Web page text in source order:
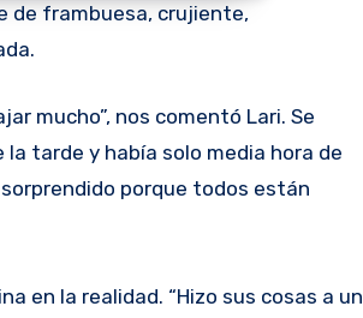
de frambuesa, crujiente,
mucho”, nos comentó Lari. Se
tarde y había solo media hora de
porque todos están
en la realidad. “Hizo sus cosas a un